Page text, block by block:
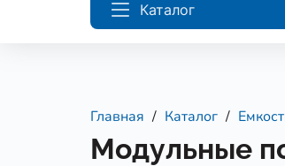
Каталог
Главная Каталог
Модульные